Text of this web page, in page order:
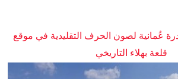
عُمانية لصون الحرف التقليدية في موقع
قلعة بهلاء التاريخي